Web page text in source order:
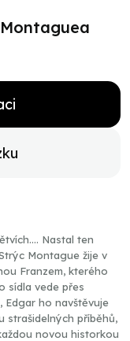
Nastal ten
Montague žije v
Franzem, kterého
sídla vede přes
Edgar ho navštěvuje
strašidelných příběhů,
novou historkou